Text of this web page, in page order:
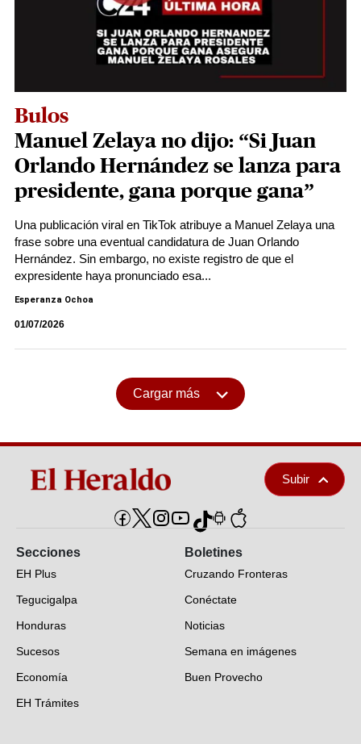
Bulos
Manuel Zelaya no dijo: “Si Juan
Orlando Hernández se lanza para
presidente, gana porque gana”​​​​​
Una publicación viral en TikTok atribuye a Manuel Zelaya una
frase sobre una eventual candidatura de Juan Orlando
Hernández. Sin embargo, no existe registro de que el
expresidente haya pronunciado esa...
Esperanza Ochoa
01/07/2026
Cargar más
Subir
Secciones
EH Plus
Tegucigalpa
Honduras
Sucesos
Economía
EH Trámites
Boletines
Cruzando Fronteras
Conéctate
Noticias
Semana en imágenes
Buen Provecho